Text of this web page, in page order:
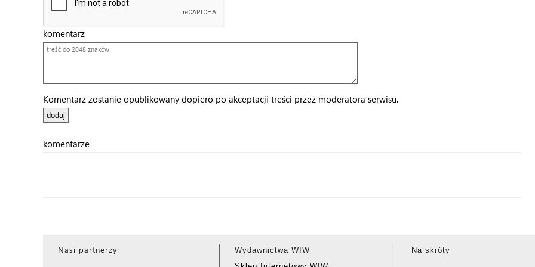
komentarz
Komentarz zostanie opublikowany dopiero po akceptacji treści przez moderatora serwisu.
komentarze
Nasi partnerzy
Wydawnictwa WIW
Na skróty